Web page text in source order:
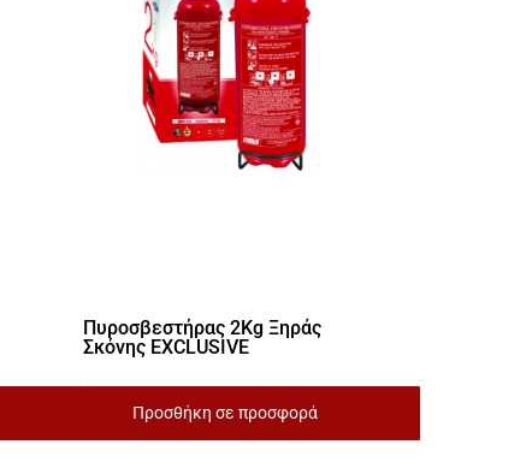
Πυροσβεστήρας 2Kg Ξηράς
Σκόνης EXCLUSIVE
Προσθήκη σε προσφορά